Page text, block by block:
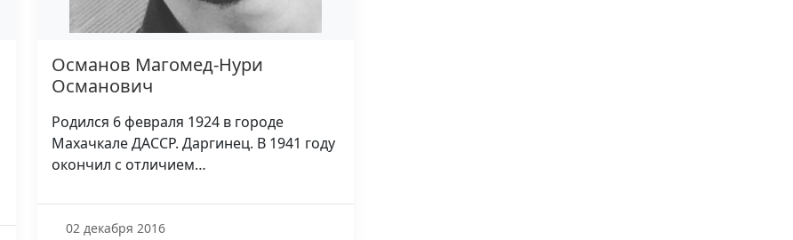
Османов Магомед-Нури
Османович
Родился 6 февраля 1924 в городе
Махачкале ДАССР. Даргинец. В 1941 году
окончил с отличием…
02 декабря 2016